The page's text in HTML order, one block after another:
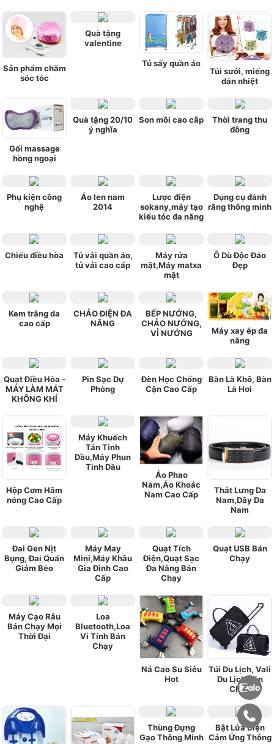
Sản phẩm chăm
sóc tóc
Quà tặng
valentine
Tủ sấy quần áo
Túi sưởi, miếng
dán nhiệt
Gối massage
hồng ngoại
Quà tặng 20/10
ý nghĩa
Son môi cao câp
Thời trang thu
đông
Phụ kiện công
nghệ
Áo len nam
2014
Lược điện
sokany,máy tạo
kiểu tóc đa năng
Dụng cụ đánh
răng thông minh
Chiếu điều hòa
Tủ vải quần áo,
tủ vải cao cấp
Máy rửa
mặt,Máy matxa
mặt
Ô Dù Độc Đáo
Đẹp
Kem trắng da
cao cấp
CHẢO ĐIỆN ĐA
NĂNG
BẾP NƯỚNG,
CHẢO NƯỚNG,
VỈ NƯỚNG
Máy xay ép đa
năng
Quạt Điều Hòa -
MÁY LÀM MÁT
KHÔNG KHÍ
Pin Sạc Dự
Phòng
Đèn Học Chống
Cận Cao Cấp
Bàn Là Khô, Bàn
Là Hơi
Hộp Cơm Hâm
nóng Cao Cấp
Máy Khuếch
Tán Tinh
Dầu,Máy Phun
Tinh Dầu
Áo Phao
Nam,Áo Khoác
Nam Cao Cấp
Thắt Lưng Da
Nam,Dây Da
Nam
Đai Gen Nịt
Bụng, Đai Quấn
Giảm Béo
Máy May
Mini,Máy Khâu
Gia Đình Cao
Cấp
Quạt Tích
Điện,Quạt Sạc
Đa Năng Bán
Chạy
Quạt USB Bán
Chạy
Máy Cạo Râu
Bán Chạy Mọi
Thời Đại
Loa
Bluetooth,Loa
Vi Tính Bán
Chạy
Ná Cao Su Siêu
Hot
Túi Du Lịch, Vali
Du Lịch Bán
Chạy
Thùng Đựng
Gạo Thông Minh
Bật Lửa Điện
Cảm Ứng Thông